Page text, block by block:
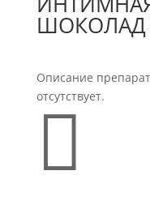
ШОКОЛАД
Описание
отсутствует.
